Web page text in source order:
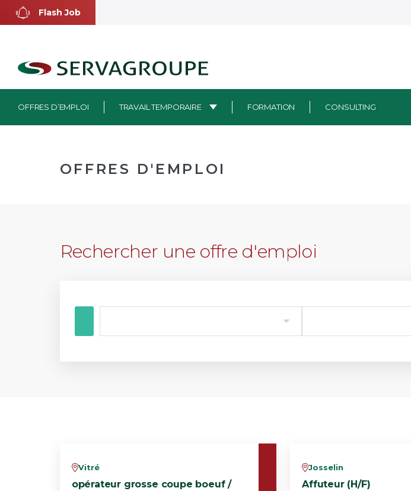
Aller
Flash Job
OFFRES D’EMPLOI TRAVAIL TEMPORAIRE FORMATION CONSULTING
OFFRES D'EMPLOI
Rechercher une offre d'emploi
vVitré
opérateur grosse coupe boeuf /
vJosselin
Affuteur (H/F)